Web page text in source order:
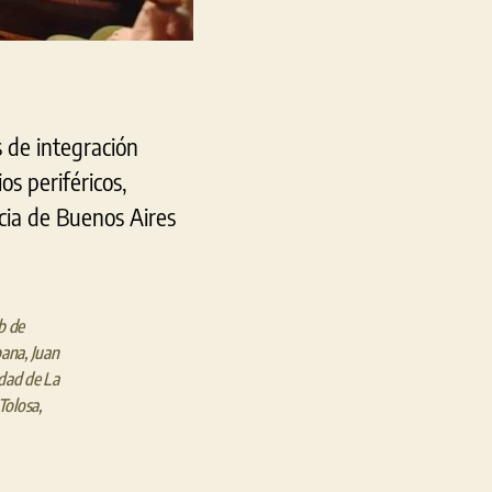
de integración
periféricos,
de Buenos Aires
de
, Juan
de La
Tolosa,